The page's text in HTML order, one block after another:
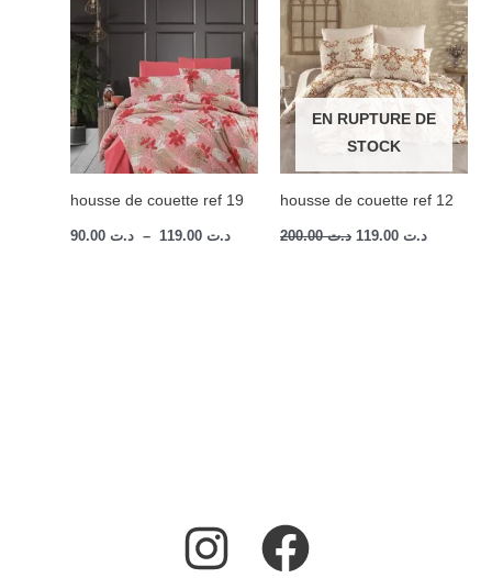
housse de couette ref 19
د.ت 90.00 – د.ت 119.00
د.ت 90.00
à
د.ت 119.00
EN RUPTURE DE
STOCK
housse de couette ref 12
د.ت200.00 د.ت
est :